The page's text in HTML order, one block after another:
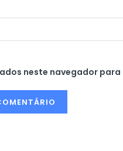
neste navegador